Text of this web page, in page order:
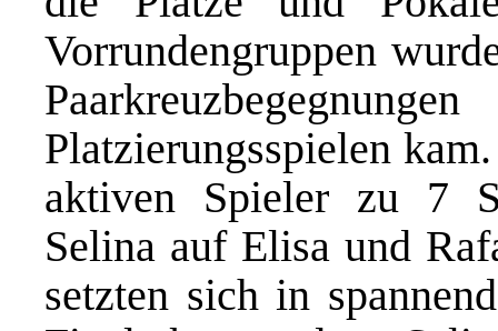
Vorrundengruppen
Platzierungsspielen
aktiven Spieler zu 7
Selina auf Elisa und
setzten sich in